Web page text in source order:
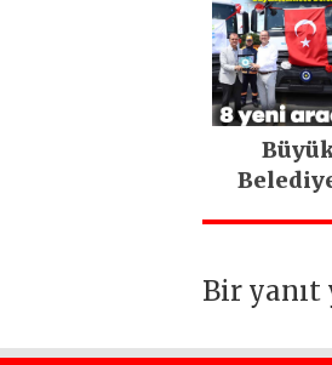
marka
Bir yanıt